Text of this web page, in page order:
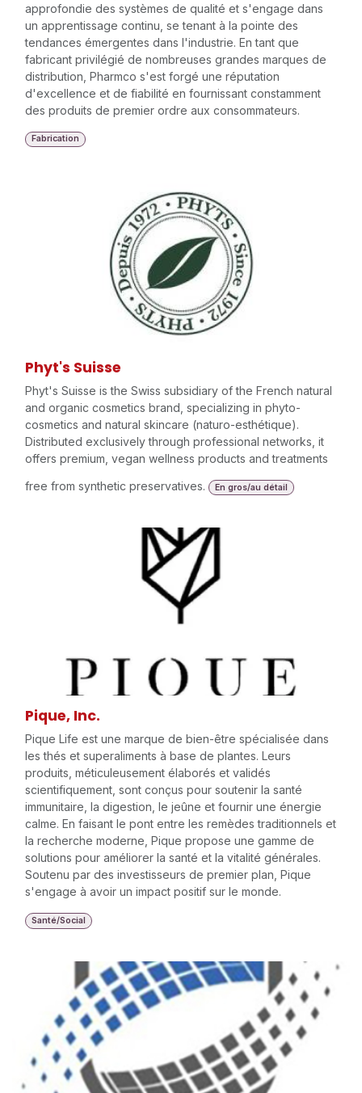
approfondie des systèmes de qualité et s'engage dans
un apprentissage continu, se tenant à la pointe des
tendances émergentes dans l'industrie. En tant que
fabricant privilégié de nombreuses grandes marques de
distribution, Pharmco s'est forgé une réputation
d'excellence et de fiabilité en fournissant constamment
des produits de premier ordre aux consommateurs.
Fabrication
Phyt's Suisse
Phyt's Suisse is the Swiss subsidiary of the French natural
and organic cosmetics brand, specializing in phyto-
cosmetics and natural skincare (naturo-esthétique).
Distributed exclusively through professional networks, it
offers premium, vegan wellness products and treatments
free from synthetic preservatives.
En gros/au détail
Pique, Inc.
Pique Life est une marque de bien-être spécialisée dans
les thés et superaliments à base de plantes. Leurs
produits, méticuleusement élaborés et validés
scientifiquement, sont conçus pour soutenir la santé
immunitaire, la digestion, le jeûne et fournir une énergie
calme. En faisant le pont entre les remèdes traditionnels et
la recherche moderne, Pique propose une gamme de
solutions pour améliorer la santé et la vitalité générales.
Soutenu par des investisseurs de premier plan, Pique
s'engage à avoir un impact positif sur le monde.
Santé/Social